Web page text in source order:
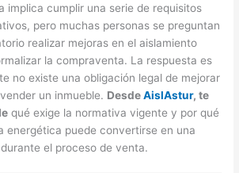
implica cumplir una serie de requisitos
pero muchas personas se preguntan
realizar mejoras en el aislamiento
la compraventa. La respuesta es
no existe una obligación legal de mejorar
un inmueble. DesdeAislAstur, te
qué exige la normativa vigente y por qué
energética puede convertirse en una
el proceso de venta.